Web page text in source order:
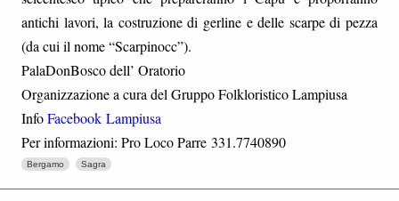
antichi lavori, la costruzione di gerline e delle scarpe di pezza
(da cui il nome “Scarpinocc”).
PalaDonBosco dell’ Oratorio
Organizzazione a cura del Gruppo Folkloristico Lampiusa
InfoFacebook Lampiusa
Per informazioni: Pro Loco Parre 331.7740890
Bergamo Sagra